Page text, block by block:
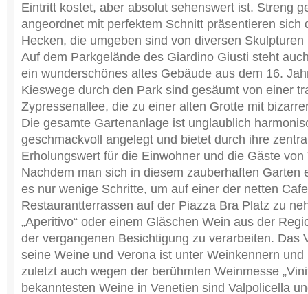
Eintritt kostet, aber absolut sehenswert ist. Streng
angeordnet mit perfektem Schnitt präsentieren sich
Hecken, die umgeben sind von diversen
Auf dem Parkgelände des Giardino Giusti steht
ein wunderschönes altes Gebäude aus dem 16.
Kieswege durch den Park sind gesäumt von einer
Zypressenallee, die zu einer alten Grotte mit
Die gesamte Gartenanlage ist unglaublich
geschmackvoll angelegt und bietet durch ihre
Erholungswert für die Einwohner und die Gäste von
Nachdem man sich in diesem zauberhaften Garten
es nur wenige Schritte, um auf einer der netten
Restaurantterrassen auf der Piazza Bra Platz zu
„Aperitivo“ oder einem Gläschen Wein aus der
der vergangenen Besichtigung zu verarbeiten. Das
seine Weine und Verona ist unter Weinkennern
zuletzt auch wegen der berühmten Weinmesse
bekanntesten Weine in Venetien sind Valpolicella